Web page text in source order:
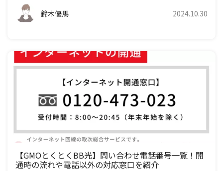
鈴木優馬 2024.10.30
【GMOとくとくBB光】問い合わせ電話番号一覧！開
通時の流れや電話以外の対応窓口を紹介